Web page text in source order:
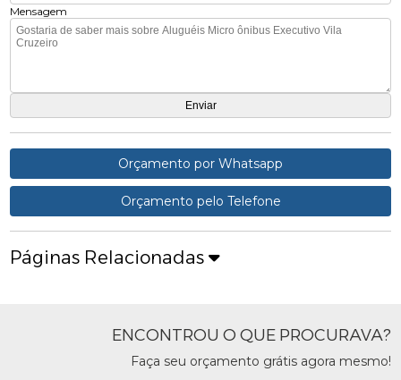
Mensagem
Orçamento por Whatsapp
Orçamento pelo Telefone
Páginas Relacionadas
ENCONTROU O QUE PROCURAVA?
Faça seu orçamento grátis agora mesmo!